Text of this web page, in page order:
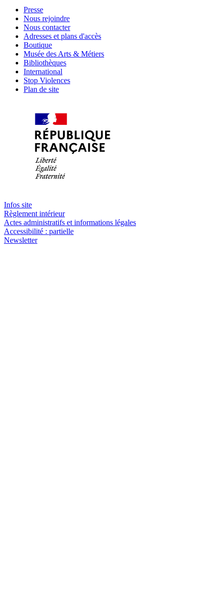
Presse
Nous rejoindre
Nous contacter
Adresses et plans d'accès
Boutique
Musée des Arts & Métiers
Bibliothèques
International
Stop Violences
Plan de site
Infos site
Règlement intérieur
Actes administratifs et informations légales
Accessibilité : partielle
Newsletter